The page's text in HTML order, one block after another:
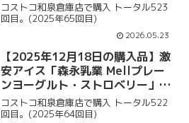
コストコ和泉倉庫店で購入 トータル523
回目。(2025年65回目)
2026.05.23
【2025年12月18日の購入品】激
安アイス「森永乳業 Mellプレー
ンヨーグルト・ストロベリー」を
購入しました。
コストコ和泉倉庫店で購入 トータル522
回目。(2025年64回目)